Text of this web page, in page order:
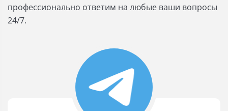
профессионально ответим на любые ваши вопросы
24/7.